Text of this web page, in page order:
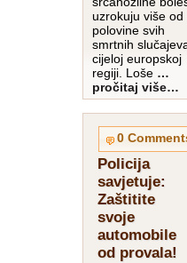
uzrokuju više od
polovine svih
smrtnih
cijeloj europskoj
regiji. Loše …
pročitaj više…
0
Policija
savjetuje:
Zaštitite
svoje
automobile
od provala!